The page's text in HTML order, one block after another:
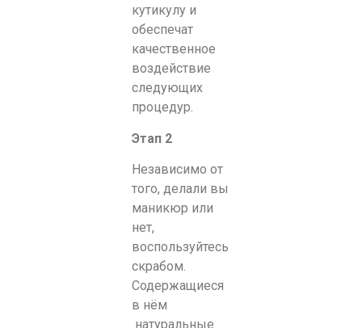
кутикулу и
обеспечат
качественное
воздействие
следующих
процедур.
Этап 2
Независимо от
того, делали вы
маникюр или
нет,
воспользуйтесь
скрабом.
Содержащиеся
в нём
натуральные